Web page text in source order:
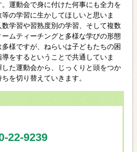
運動会で身に付けた何事にも全力を
の学習に生かしてほしいと思いま
学習や習熟度別の学習、そして複数
ムティーチングと多様な学びの形態
様ですが、ねらいは子どもたちの困
をするということで共通していま
た運動会から、じっくりと頭をつか
を切り替えていきます。
22-9239